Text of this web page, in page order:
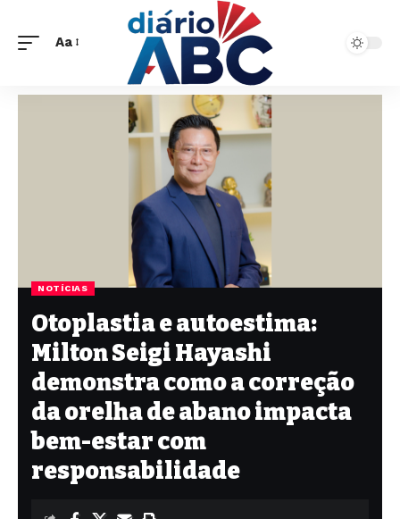
Aa
NOTÍCIAS
Otoplastia e autoestima:
Milton Seigi Hayashi
demonstra como a correção
da orelha de abano impacta
bem-estar com
responsabilidade